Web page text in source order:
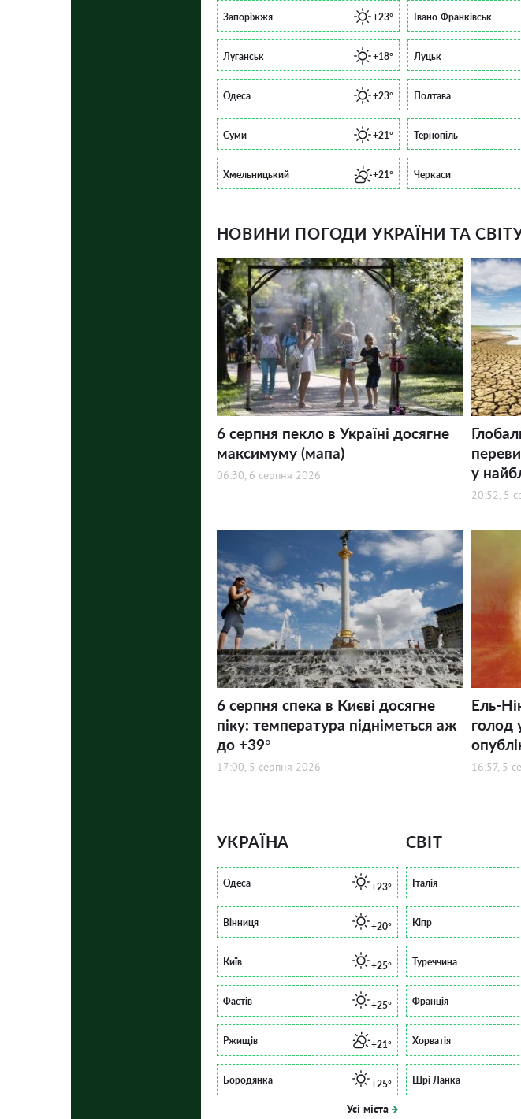
Запоріжжя +23° Івано-Франківськ
Луганськ +18° Луцьк
Одеса +23° Полтава
Суми +21° Тернопіль
Хмельницький +21° Черкаси
НОВИНИ ПОГОДИ УКРАЇНИ ТА
6 серпня пекло в Україні досягне
максимуму (мапа)
06:30, 6 серпня 2026
у
20:52, 5
6 серпня спека в Києві досягне
піку: температура підніметься аж
до +39°
17:00, 5 серпня 2026
Ель-
голод
16:57, 5
УКРАЇНА
Одеса +23°
Вінниця +20°
Київ +25°
Фастів +25°
Ржищів +21°
Бородянка +25°
Усі міста
СВІТ
Італія
Кіпр
Туреччина
Франція
Хорватія
Шрі Ланка